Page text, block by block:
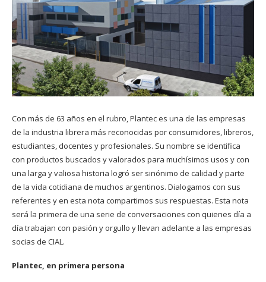
Con más de 63 años en el rubro, Plantec es una de las empresas
de la industria librera más reconocidas por consumidores, libreros,
estudiantes, docentes y profesionales. Su nombre se identifica
con productos buscados y valorados para muchísimos usos y con
una larga y valiosa historia logró ser sinónimo de calidad y parte
de la vida cotidiana de muchos argentinos. Dialogamos con sus
referentes y en esta nota compartimos sus respuestas. Esta nota
será la primera de una serie de conversaciones con quienes día a
día trabajan con pasión y orgullo y llevan adelante a las empresas
socias de CIAL.
Plantec, en primera persona